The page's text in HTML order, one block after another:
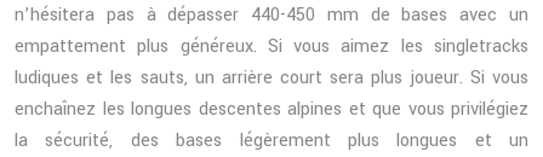
n’hésitera pas à dépasser 440-450 mm de bases avec un
empattement plus généreux. Si vous aimez les singletracks
ludiques et les sauts, un arrière court sera plus joueur. Si vous
enchaînez les longues descentes alpines et que vous privilégiez
la sécurité, des bases légèrement plus longues et un